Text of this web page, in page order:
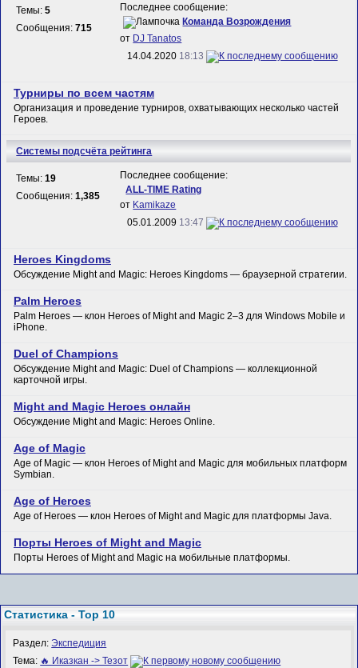
Темы:5
Сообщения:715
Последнее сообщение:
Команда Возрождения
от DJ Tanatos
14.04.2020 18:13
Турниры по всем частям
Организация и проведение турниров, охватывающих несколько частей
Героев.
Системы подсчёта рейтинга
Темы:19
Сообщения:1,385
Последнее сообщение:
ALL-TIME Rating
от Kamikaze
05.01.2009 13:47
Heroes Kingdoms
Обсуждение Might and Magic: Heroes Kingdoms — браузерной стратегии.
Palm Heroes
Palm Heroes — клон Heroes of Might and Magic 2–3 для Windows Mobile и
iPhone.
Duel of Champions
Обсуждение Might and Magic: Duel of Champions — коллекционной
карточной игры.
Might and Magic Heroes онлайн
Обсуждение Might and Magic: Heroes Online.
Age of Magic
Age of Magic — клон Heroes of Might and Magic для мобильных платформ
Symbian.
Age of Heroes
Age of Heroes — клон Heroes of Might and Magic для платформы Java.
Порты Heroes of Might and Magic
Порты Heroes of Might and Magic на мобильные платформы.
Статистика - Top 10
Раздел:Экспедиция
Тема: 🔥 Иказкан -> Тезот